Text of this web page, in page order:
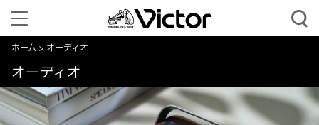
Toggle
navigation
ホーム オーディオ
オーディオ